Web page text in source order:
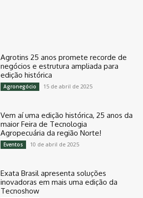
Agrotins 25 anos promete recorde de
negócios e estrutura ampliada para
edição histórica
Agronegócio 15 de abril de 2025
Vem aí uma edição histórica, 25 anos da
maior Feira de Tecnologia
Agropecuária da região Norte!
Eventos 10 de abril de 2025
Exata Brasil apresenta soluções
inovadoras em mais uma edição da
Tecnoshow